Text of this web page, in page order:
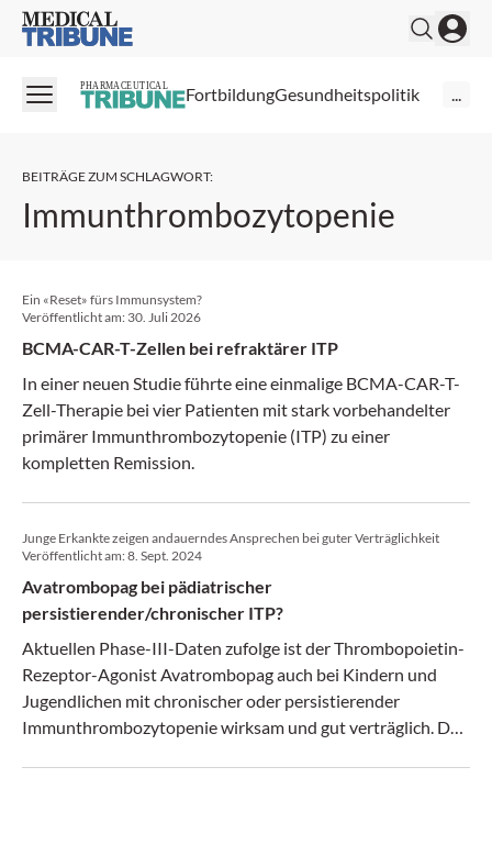
Medical Tribune
PHARMACEUTICAL FortbildungGesundheitspolitik ...
BEITRÄGE ZUM SCHLAGWORT:
Immunthrombozytopenie
Ein «Reset» fürs Immunsystem?
Veröffentlicht am: 30. Juli 2026
BCMA-CAR-T-Zellen bei refraktärer ITP
In einer neuen Studie führte eine einmalige BCMA-CAR-T-
Zell-Therapie bei vier Patienten mit stark vorbehandelter
primärer Immunthrombozytopenie (ITP) zu einer
kompletten Remission.
Junge Erkankte zeigen andauerndes Ansprechen bei guter Verträglichkeit
Veröffentlicht am:8. Sept. 2024
Avatrombopag bei pädiatrischer
persistierender/chronischer ITP?
Aktuellen Phase-III-Daten zufolge ist der Thrombopoietin-
Rezeptor-Agonist Avatrombopag auch bei Kindern und
Jugendlichen mit chronischer oder persistierender
Immunthrombozytopenie wirksam und gut verträglich. Das